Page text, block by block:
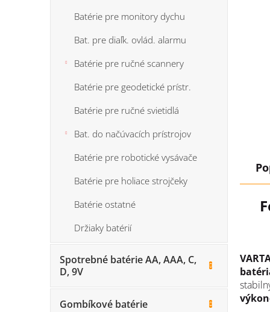
Batérie pre monitory dychu
Bat. pre diaľk. ovlád. alarmu
Batérie pre ručné scannery
Batérie pre geodetické prístr.
Batérie pre ručné svietidlá
Bat. do načúvacích prístrojov
Batérie pre robotické vysávače
Batérie pre holiace strojčeky
Batérie ostatné
Držiaky batérií
Spotrebné batérie AA, AAA, C,
D, 9V
Gombíkové batérie